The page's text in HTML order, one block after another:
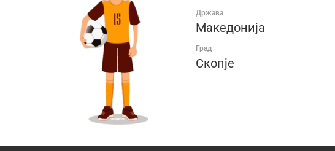
Држава
Македонија
Град
Скопје